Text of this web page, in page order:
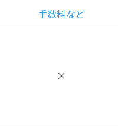
手数料など
×